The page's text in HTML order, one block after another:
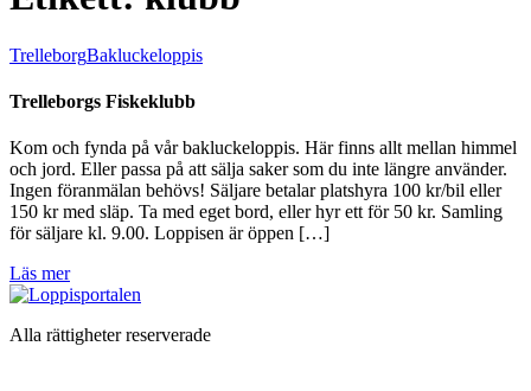
TrelleborgBakluckeloppis
Trelleborgs Fiskeklubb
Kom och fynda på vår bakluckeloppis. Här finns allt mellan himmel
och jord. Eller passa på att sälja saker som du inte längre använder.
Ingen föranmälan behövs! Säljare betalar platshyra 100 kr/bil eller
150 kr med släp. Ta med eget bord, eller hyr ett för 50 kr. Samling
för säljare kl. 9.00. Loppisen är öppen […]
Läs mer
Alla rättigheter reserverade